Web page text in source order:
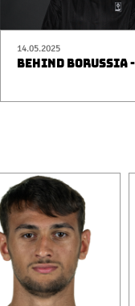
14.05.2025
BEHIND BORUSSIA